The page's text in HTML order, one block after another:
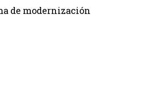
de modernización